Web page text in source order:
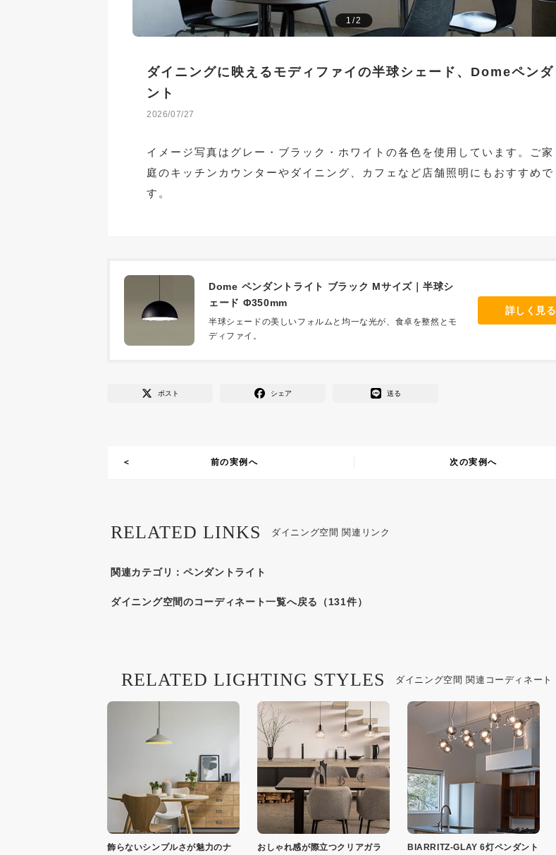
1/2
ダイニングに映えるモディファイの半球シェード、Domeペンダ
ント
2026/07/27
イメージ写真はグレー・ブラック・ホワイトの各色を使用しています。ご家
庭のキッチンカウンターやダイニング、カフェなど店舗照明にもおすすめで
す。
Dome ペンダントライト ブラック Mサイズ｜半球シ
ェード Φ350mm
半球シェードの美しいフォルムと均一な光が、食卓を整然とモ
ディファイ。
詳しく見る
ポスト シェア 送る
前の実例へ 次の実例へ
ダイニング空間 関連リンク
RELATED LINKS
関連カテゴリ： ペンダントライト
ダイニング空間のコーディネート一覧へ戻る（131件）
ダイニング空間 関連コーディネート
RELATED LIGHTING STYLES
飾らないシンプルさが魅力のナ
おしゃれ感が際立つクリアガラ
BIARRITZ-GLAY 6灯ペンダント